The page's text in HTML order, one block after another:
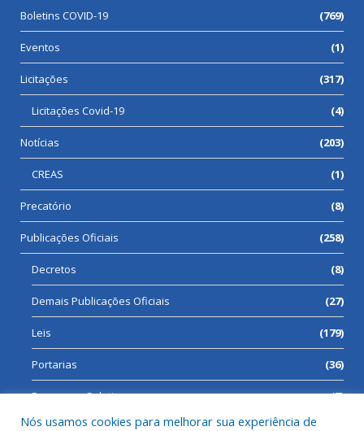
Boletins COVID-19 (769)
Eventos (1)
Licitações (317)
Licitações Covid-19 (4)
Notícias (203)
CREAS (1)
Precatório (8)
Publicações Oficiais (258)
Decretos (8)
Demais Publicações Oficiais (27)
Leis (179)
Portarias (36)
Processos Seletivos (7)
Nós usamos cookies para melhorar sua experiência de